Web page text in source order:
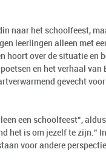
naar het schoolfeest,
leerlingen alleen met
hoort over de situatie en
en het verhaal van
gevecht
een schoolfeest”,
het is om jezelf te zijn.”
voor andere